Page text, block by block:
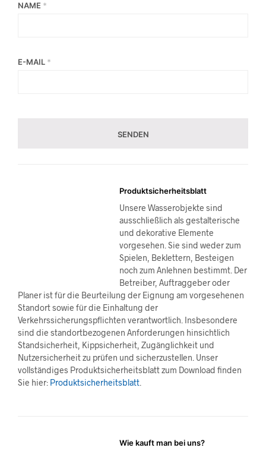
NAME *
E-MAIL *
Produktsicherheitsblatt
Unsere Wasserobjekte sind
ausschließlich als gestalterische
und dekorative Elemente
vorgesehen. Sie sind weder zum
Spielen, Beklettern, Besteigen
noch zum Anlehnen bestimmt. Der
Betreiber, Auftraggeber oder
Planer ist für die Beurteilung der Eignung am vorgesehenen
Standort sowie für die Einhaltung der
Verkehrssicherungspflichten verantwortlich. Insbesondere
sind die standortbezogenen Anforderungen hinsichtlich
Standsicherheit, Kippsicherheit, Zugänglichkeit und
Nutzersicherheit zu prüfen und sicherzustellen. Unser
vollständiges Produktsicherheitsblatt zum Download finden
Sie hier: Produktsicherheitsblatt
Wie kauft man bei uns?